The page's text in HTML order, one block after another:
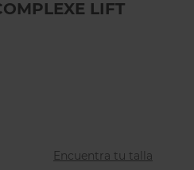
LIFT
Encuentra tu talla